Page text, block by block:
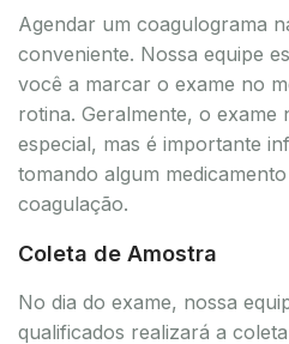
Agendar um coagulograma
conveniente. Nossa equipe
você a marcar o exame no
rotina. Geralmente, o
especial, mas é importante
tomando algum
coagulação.
Coleta de Amostra
No dia do exame, nossa
qualificados realizará a